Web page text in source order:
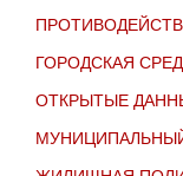
ГОРОДСКАЯ
ОТКРЫТЫЕ